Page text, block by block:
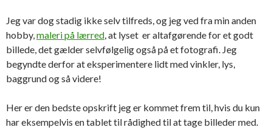
Jeg var dog stadig ikke selv tilfreds, og jeg ved fra min anden
hobby,maleri på lærred, at lyset er altafgørende for et godt
billede, det gælder selvfølgelig også på et fotografi. Jeg
begyndte derfor at eksperimentere lidt med vinkler, lys,
baggrund og så videre!
Her er den bedste opskrift jeg er kommet frem til, hvis du kun
har eksempelvis en tablet til rådighed til at tage billeder med.